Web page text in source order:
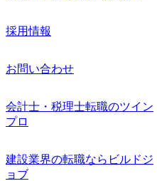
採用情報
お問い合わせ
会計士・税理士転職のツイン
プロ
建設業界の転職ならビルドジ
ョブ